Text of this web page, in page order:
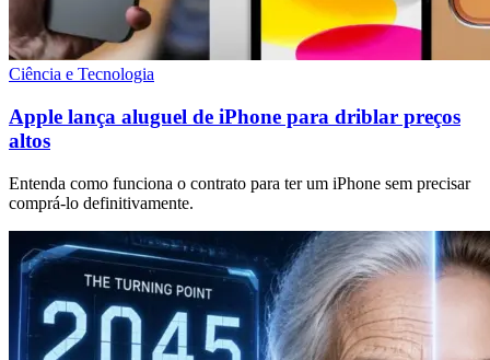
Ciência e Tecnologia
Apple lança aluguel de iPhone para driblar preços
altos
Entenda como funciona o contrato para ter um iPhone sem precisar
comprá-lo definitivamente.